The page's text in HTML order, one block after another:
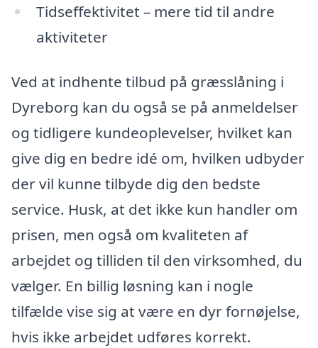
Tidseffektivitet – mere tid til andre
aktiviteter
Ved at indhente tilbud på græsslåning i
Dyreborg kan du også se på anmeldelser
og tidligere kundeoplevelser, hvilket kan
give dig en bedre idé om, hvilken udbyder
der vil kunne tilbyde dig den bedste
service. Husk, at det ikke kun handler om
prisen, men også om kvaliteten af
arbejdet og tilliden til den virksomhed, du
vælger. En billig løsning kan i nogle
tilfælde vise sig at være en dyr fornøjelse,
hvis ikke arbejdet udføres korrekt.